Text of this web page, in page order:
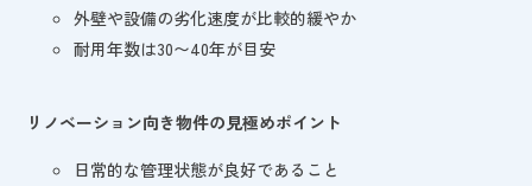
外壁や設備の劣化速度が比較的緩やか
耐用年数は30〜40年が目安
リノベーション向き物件の見極めポイント
日常的な管理状態が良好であること